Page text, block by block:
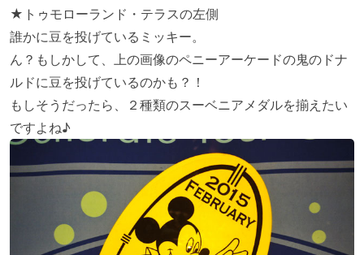
★トゥモローランド・テラスの左側
誰かに豆を投げているミッキー。
ん？もしかして、上の画像のペニーアーケードの鬼のドナ
ルドに豆を投げているのかも？！
もしそうだったら、２種類のスーベニアメダルを揃えたい
ですよね♪